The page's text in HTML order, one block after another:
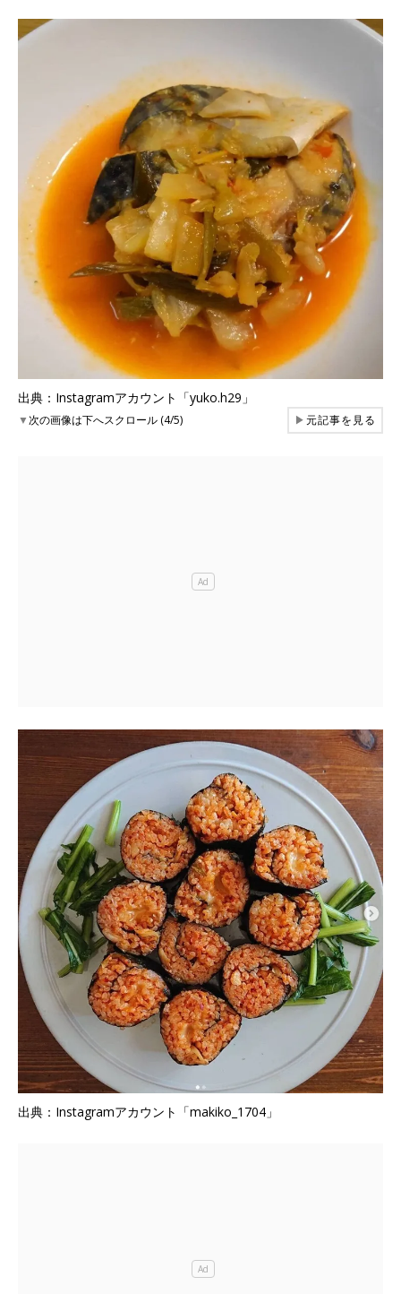
出典：Instagramアカウント「yuko.h29」
▼次の画像は下へスクロール (4/5) ▶元記事を見る
出典：Instagramアカウント「makiko_1704」